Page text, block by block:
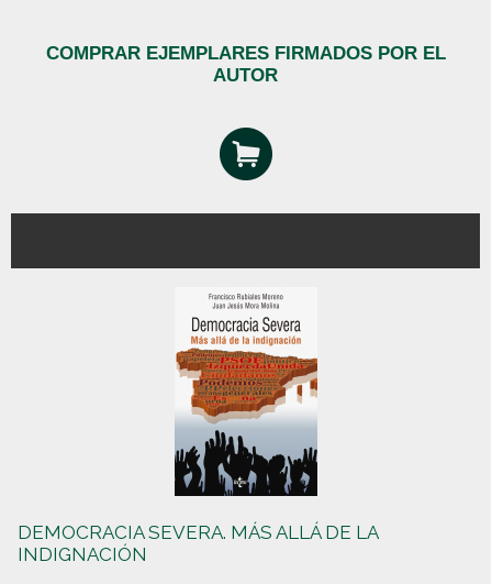
COMPRAR EJEMPLARES FIRMADOS POR EL
AUTOR
DEMOCRACIA SEVERA. MÁS ALLÁ DE LA
INDIGNACIÓN